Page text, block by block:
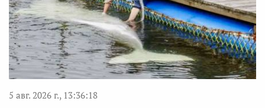
5 авг. 2026 г., 13:36:18